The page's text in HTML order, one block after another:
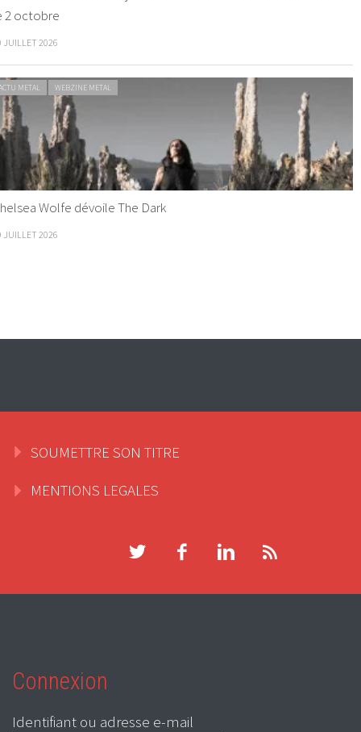
2 octobre
JUILLET 2026
METAL WEBZINE METAL
Wolfe dévoile The Dark
JUILLET 2026
SOUMETTRE SON TITRE
MENTIONS LEGALES
Connexion
Identifiant ou adresse e-mail